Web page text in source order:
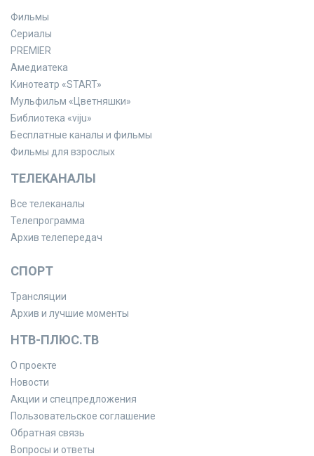
Фильмы
Сериалы
PREMIER
Амедиатека
Кинотеатр «START»
Мульфильм «Цветняшки»
Библиотека «viju»
Бесплатные каналы и фильмы
Фильмы для взрослых
ТЕЛЕКАНАЛЫ
Все телеканалы
Телепрограмма
Архив телепередач
СПОРТ
Трансляции
Архив и лучшие моменты
НТВ-ПЛЮС.ТВ
О проекте
Новости
Акции и спецпредложения
Пользовательское соглашение
Обратная связь
Вопросы и ответы